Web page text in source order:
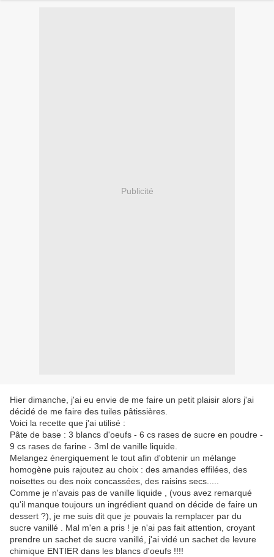
Publicité
Hier dimanche, j'ai eu envie de me faire un petit plaisir alors j'ai
décidé de me faire des tuiles pâtissières.
Voici la recette que j'ai utilisé :
Pâte de base : 3 blancs d'oeufs - 6 cs rases de sucre en poudre -
9 cs rases de farine - 3ml de vanille liquide.
Melangez énergiquement le tout afin d'obtenir un mélange
homogène puis rajoutez au choix : des amandes effilées, des
noisettes ou des noix concassées, des raisins secs.....
Comme je n'avais pas de vanille liquide , (vous avez remarqué
qu'il manque toujours un ingrédient quand on décide de faire un
dessert ?), je me suis dit que je pouvais la remplacer par du
sucre vanillé . Mal m'en a pris ! je n'ai pas fait attention, croyant
prendre un sachet de sucre vanillé, j'ai vidé un sachet de levure
chimique ENTIER dans les blancs d'oeufs !!!!